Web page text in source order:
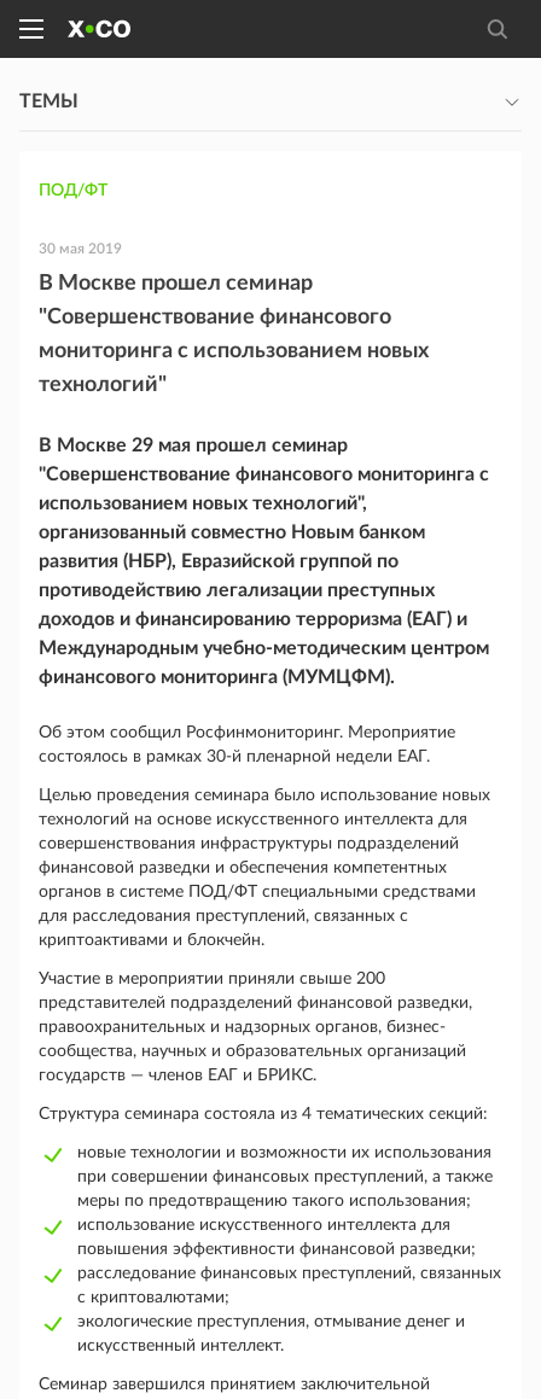
ТЕМЫ
ПОД/ФТ
30 мая 2019
В Москве прошел семинар
"Совершенствование финансового
мониторинга с использованием новых
технологий"
В Москве 29 мая прошел семинар
"Совершенствование финансового мониторинга с
использованием новых технологий",
организованный совместно Новым банком
развития (НБР), Евразийской группой по
противодействию легализации преступных
доходов и финансированию терроризма (ЕАГ) и
Международным учебно-методическим центром
финансового мониторинга (МУМЦФМ).
Об этом сообщил Росфинмониторинг. Мероприятие
состоялось в рамках 30-й пленарной недели ЕАГ.
Целью проведения семинара было использование новых
технологий на основе искусственного интеллекта для
совершенствования инфраструктуры подразделений
финансовой разведки и обеспечения компетентных
органов в системе ПОД/ФТ специальными средствами
для расследования преступлений, связанных с
криптоактивами и блокчейн.
Участие в мероприятии приняли свыше 200
представителей подразделений финансовой разведки,
правоохранительных и надзорных органов, бизнес-
сообщества, научных и образовательных организаций
государств — членов ЕАГ и БРИКС.
Структура семинара состояла из 4 тематических секций:
новые технологии и возможности их использования
при совершении финансовых преступлений, а также
меры по предотвращению такого использования;
использование искусственного интеллекта для
повышения эффективности финансовой разведки;
расследование финансовых преступлений, связанных
с криптовалютами;
экологические преступления, отмывание денег и
искусственный интеллект.
Семинар завершился принятием заключительной